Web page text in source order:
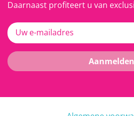
Daarnaast profiteert u van
Uw e-mailadres
Aanmelden